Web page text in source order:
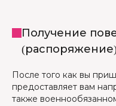
Получение
После того как вы
предоставляет вам
также